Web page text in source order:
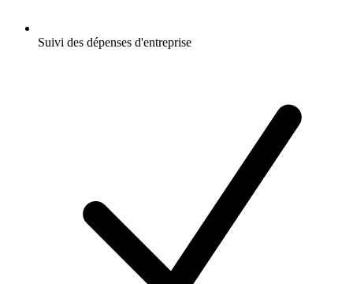
Suivi des dépenses d'entreprise